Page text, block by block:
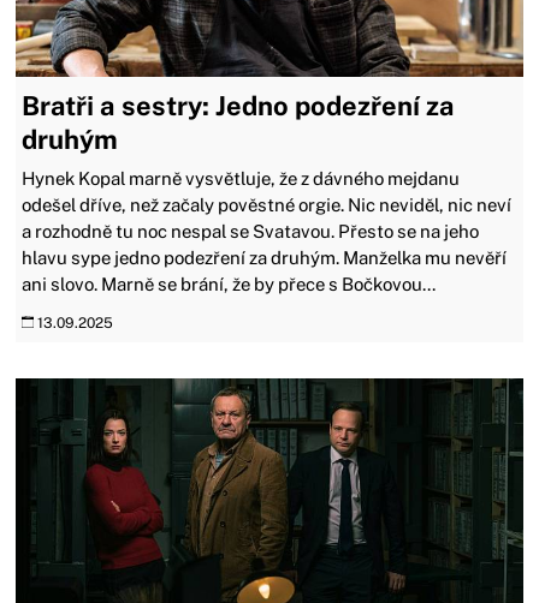
Bratři a sestry: Jedno podezření za
druhým
Hynek Kopal marně vysvětluje, že z dávného mejdanu
odešel dříve, než začaly pověstné orgie. Nic neviděl, nic neví
a rozhodně tu noc nespal se Svatavou. Přesto se na jeho
hlavu sype jedno podezření za druhým. Manželka mu nevěří
ani slovo. Marně se brání, že by přece s Bočkovou...
13.09.2025